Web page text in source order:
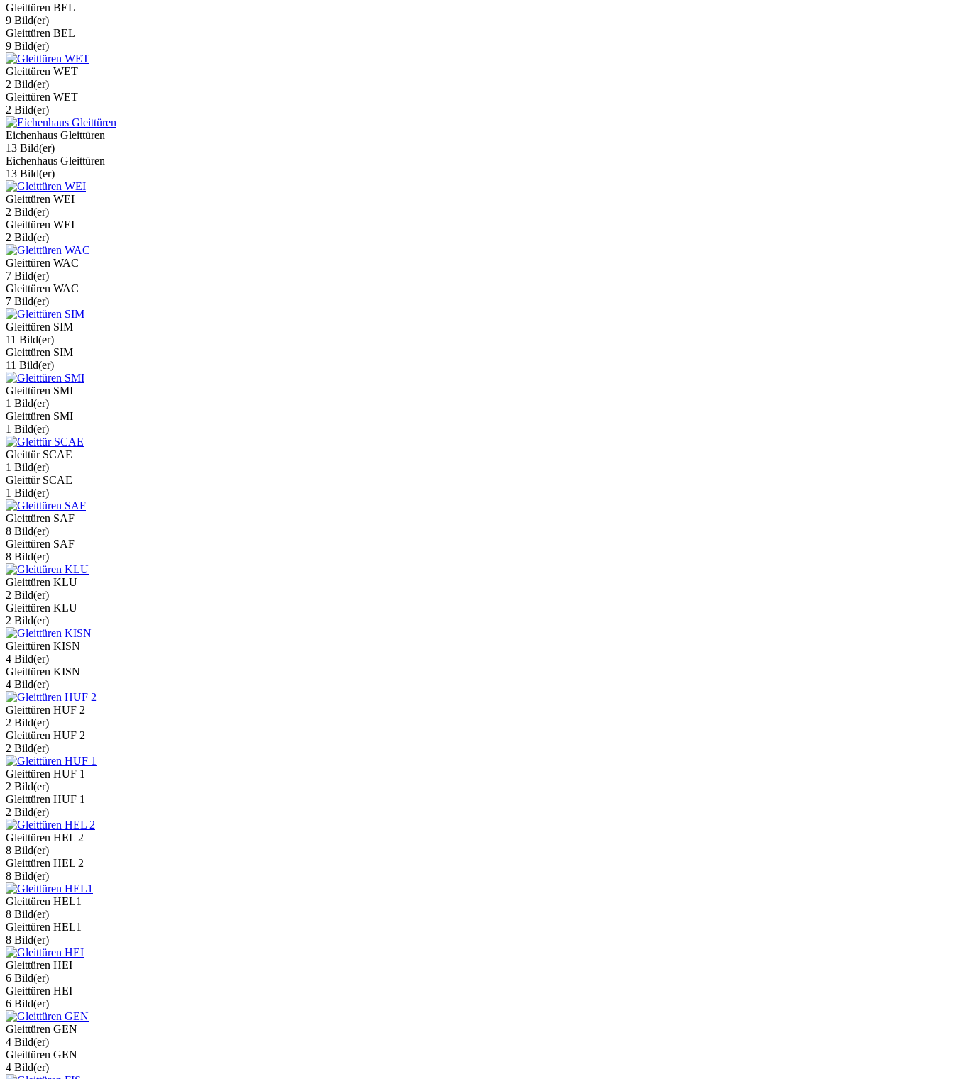
Gleittüren BEL
9 Bild(er)
Gleittüren BEL
9 Bild(er)
Gleittüren WET
2 Bild(er)
Gleittüren WET
2 Bild(er)
Eichenhaus Gleittüren
13 Bild(er)
Eichenhaus Gleittüren
13 Bild(er)
Gleittüren WEI
2 Bild(er)
Gleittüren WEI
2 Bild(er)
Gleittüren WAC
7 Bild(er)
Gleittüren WAC
7 Bild(er)
Gleittüren SIM
11 Bild(er)
Gleittüren SIM
11 Bild(er)
Gleittüren SMI
1 Bild(er)
Gleittüren SMI
1 Bild(er)
Gleittür SCAE
1 Bild(er)
Gleittür SCAE
1 Bild(er)
Gleittüren SAF
8 Bild(er)
Gleittüren SAF
8 Bild(er)
Gleittüren KLU
2 Bild(er)
Gleittüren KLU
2 Bild(er)
Gleittüren KISN
4 Bild(er)
Gleittüren KISN
4 Bild(er)
Gleittüren HUF 2
2 Bild(er)
Gleittüren HUF 2
2 Bild(er)
Gleittüren HUF 1
2 Bild(er)
Gleittüren HUF 1
2 Bild(er)
Gleittüren HEL 2
8 Bild(er)
Gleittüren HEL 2
8 Bild(er)
Gleittüren HEL1
8 Bild(er)
Gleittüren HEL1
8 Bild(er)
Gleittüren HEI
6 Bild(er)
Gleittüren HEI
6 Bild(er)
Gleittüren GEN
4 Bild(er)
Gleittüren GEN
4 Bild(er)